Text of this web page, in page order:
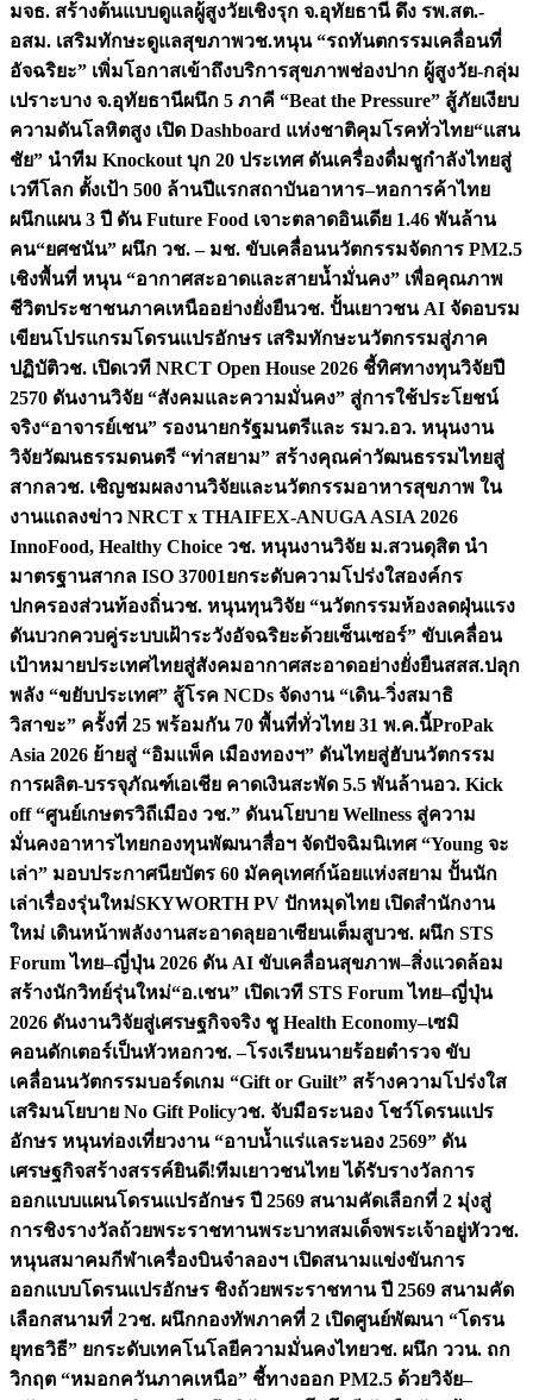
มจธ. สร้างต้นแบบดูแลผู้สูงวัยเชิงรุก จ.อุทัยธานี ดึง รพ.สต.-
อสม. เสริมทักษะดูแลสุขภาพวช.หนุน “รถทันตกรรมเคลื่อนที่
อัจฉริยะ” เพิ่มโอกาสเข้าถึงบริการสุขภาพช่องปาก ผู้สูงวัย-กลุ่ม
เปราะบาง จ.อุทัยธานีผนึก 5 ภาคี “Beat the Pressure” สู้ภัยเงียบ
ความดันโลหิตสูง เปิด Dashboard แห่งชาติคุมโรคทั่วไทย“แสน
ชัย” นำทีม Knockout บุก 20 ประเทศ ดันเครื่องดื่มชูกำลังไทยสู่
เวทีโลก ตั้งเป้า 500 ล้านปีแรกสถาบันอาหาร–หอการค้าไทย
ผนึกแผน 3 ปี ดัน Future Food เจาะตลาดอินเดีย 1.46 พันล้าน
คน“ยศชนัน” ผนึก วช. – มช. ขับเคลื่อนนวัตกรรมจัดการ PM2.5
เชิงพื้นที่ หนุน “อากาศสะอาดและสายน้ำมั่นคง” เพื่อคุณภาพ
ชีวิตประชาชนภาคเหนืออย่างยั่งยืนวช. ปั้นเยาวชน AI จัดอบรม
เขียนโปรแกรมโดรนแปรอักษร เสริมทักษะนวัตกรรมสู่ภาค
ปฏิบัติวช. เปิดเวที NRCT Open House 2026 ชี้ทิศทางทุนวิจัยปี
2570 ดันงานวิจัย “สังคมและความมั่นคง” สู่การใช้ประโยชน์
จริง“อาจารย์เชน” รองนายกรัฐมนตรีและ รมว.อว. หนุนงาน
วิจัยวัฒนธรรมดนตรี “ท่าสยาม” สร้างคุณค่าวัฒนธรรมไทยสู่
สากลวช. เชิญชมผลงานวิจัยและนวัตกรรมอาหารสุขภาพ ใน
งานแถลงข่าว NRCT x THAIFEX-ANUGA ASIA 2026
InnoFood, Healthy Choice วช. หนุนงานวิจัย ม.สวนดุสิต นำ
มาตรฐานสากล ISO 37001ยกระดับความโปร่งใสองค์กร
ปกครองส่วนท้องถิ่นวช. หนุนทุนวิจัย “นวัตกรรมห้องลดฝุ่นแรง
ดันบวกควบคู่ระบบเฝ้าระวังอัจฉริยะด้วยเซ็นเซอร์” ขับเคลื่อน
เป้าหมายประเทศไทยสู่สังคมอากาศสะอาดอย่างยั่งยืนสสส.ปลุก
พลัง “ขยับประเทศ” สู้โรค NCDs จัดงาน “เดิน-วิ่งสมาธิ
วิสาขะ” ครั้งที่ 25 พร้อมกัน 70 พื้นที่ทั่วไทย 31 พ.ค.นี้ProPak
Asia 2026 ย้ายสู่ “อิมแพ็ค เมืองทองฯ” ดันไทยสู่ฮับนวัตกรรม
การผลิต-บรรจุภัณฑ์เอเชีย คาดเงินสะพัด 5.5 พันล้านอว. Kick
off “ศูนย์เกษตรวิถีเมือง วช.” ดันนโยบาย Wellness สู่ความ
มั่นคงอาหารไทยกองทุนพัฒนาสื่อฯ จัดปัจฉิมนิเทศ “Young จะ
เล่า” มอบประกาศนียบัตร 60 มัคคุเทศก์น้อยแห่งสยาม ปั้นนัก
เล่าเรื่องรุ่นใหม่SKYWORTH PV ปักหมุดไทย เปิดสำนักงาน
ใหม่ เดินหน้าพลังงานสะอาดลุยอาเซียนเต็มสูบวช. ผนึก STS
Forum ไทย–ญี่ปุ่น 2026 ดัน AI ขับเคลื่อนสุขภาพ–สิ่งแวดล้อม
สร้างนักวิทย์รุ่นใหม่“อ.เชน” เปิดเวที STS Forum ไทย–ญี่ปุ่น
2026 ดันงานวิจัยสู่เศรษฐกิจจริง ชู Health Economy–เซมิ
คอนดักเตอร์เป็นหัวหอกวช. –โรงเรียนนายร้อยตำรวจ ขับ
เคลื่อนนวัตกรรมบอร์ดเกม “Gift or Guilt” สร้างความโปร่งใส
เสริมนโยบาย No Gift Policyวช. จับมือระนอง โชว์โดรนแปร
อักษร หนุนท่องเที่ยวงาน “อาบน้ำแร่แลระนอง 2569” ดัน
เศรษฐกิจสร้างสรรค์ยินดี!ทีมเยาวชนไทย ได้รับรางวัลการ
ออกแบบแผนโดรนแปรอักษร ปี 2569 สนามคัดเลือกที่ 2 มุ่งสู่
การชิงรางวัลถ้วยพระราชทานพระบาทสมเด็จพระเจ้าอยู่หัววช.
หนุนสมาคมกีฬาเครื่องบินจำลองฯ เปิดสนามแข่งขันการ
ออกแบบโดรนแปรอักษร ชิงถ้วยพระราชทาน ปี 2569 สนามคัด
เลือกสนามที่ 2วช. ผนึกกองทัพภาคที่ 2 เปิดศูนย์พัฒนา “โดรน
ยุทธวิธี” ยกระดับเทคโนโลยีความมั่นคงไทยวช. ผนึก ววน. ถก
วิกฤต “หมอกควันภาคเหนือ” ชี้ทางออก PM2.5 ด้วยวิจัย–